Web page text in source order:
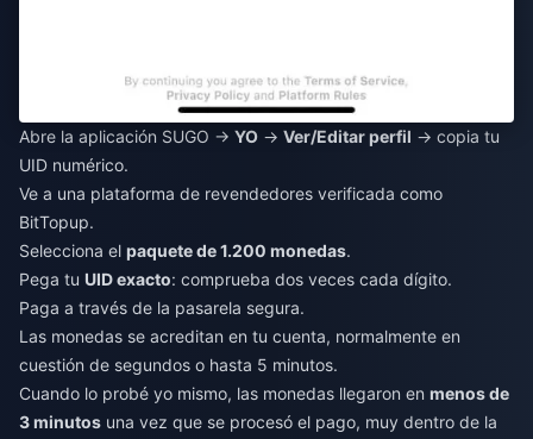
Abre la aplicación SUGO → YO → Ver/Editar perfil → copia tu
UID numérico.
Ve a una plataforma de revendedores verificada como
BitTopup.
Selecciona el paquete de 1.200 monedas.
Pega tu UID exacto: comprueba dos veces cada dígito.
Paga a través de la pasarela segura.
Las monedas se acreditan en tu cuenta, normalmente en
cuestión de segundos o hasta 5 minutos.
Cuando lo probé yo mismo, las monedas llegaron en menos de
3 minutos una vez que se procesó el pago, muy dentro de la